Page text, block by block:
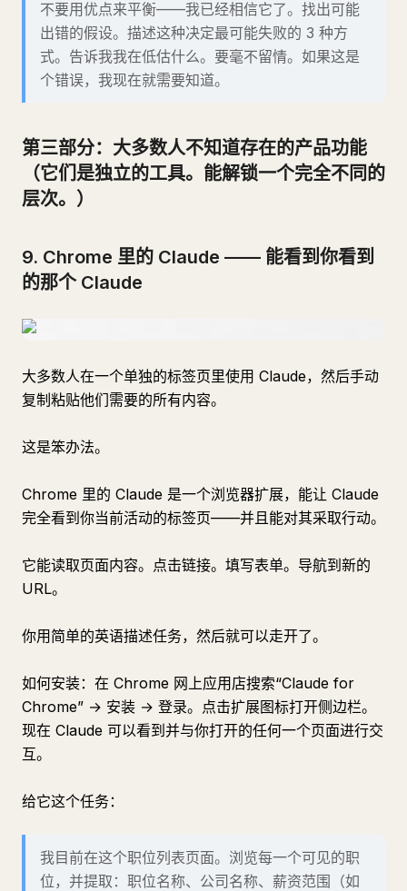
不要用优点来平衡——我已经相信它了。找出可能
出错的假设。描述这种决定最可能失败的 3 种方
式。告诉我我在低估什么。要毫不留情。如果这是
个错误，我现在就需要知道。
第三部分：大多数人不知道存在的产品功能
（它们是独立的工具。能解锁一个完全不同的
层次。）
9. Chrome 里的 Claude —— 能看到你看到
的那个 Claude
大多数人在一个单独的标签页里使用 Claude，然后手动
复制粘贴他们需要的所有内容。
这是笨办法。
Chrome 里的 Claude 是一个浏览器扩展，能让 Claude
完全看到你当前活动的标签页——并且能对其采取行动。
它能读取页面内容。点击链接。填写表单。导航到新的
URL。
你用简单的英语描述任务，然后就可以走开了。
如何安装：在 Chrome 网上应用店搜索“Claude for
Chrome” → 安装 → 登录。点击扩展图标打开侧边栏。
现在 Claude 可以看到并与你打开的任何一个页面进行交
互。
给它这个任务：
我目前在这个职位列表页面。浏览每一个可见的职
位，并提取：职位名称、公司名称、薪资范围（如